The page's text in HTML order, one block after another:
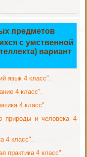
предметов
с умственной
вариант
язык 4 класс".
4 класс".
4 класс".
природы и человека 4
4 класс".
практика 4 класс".